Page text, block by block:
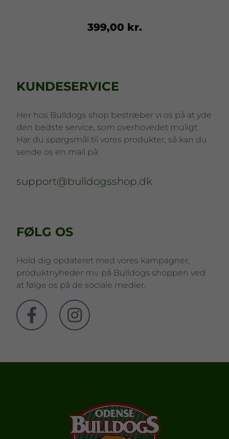
399,00 kr.
KUNDESERVICE
Her hos Bulldogs shop bestræber vi os på at yde
den bedste service, som overhovedet muligt.
Har du spørgsmål til vores produkter, så kan du
sende os en mail på:
support@bulldogsshop.dk
FØLG OS
Hold dig opdateret med vores kampagner,
produktnyheder mv. på Bulldogs shoppen ved
at følge os på de sociale medier.